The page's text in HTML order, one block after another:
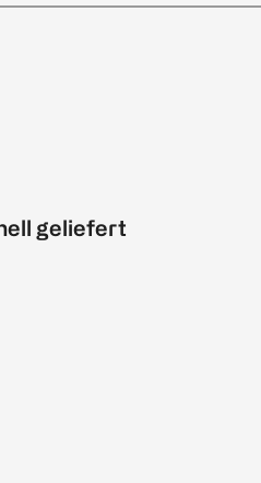
geliefert